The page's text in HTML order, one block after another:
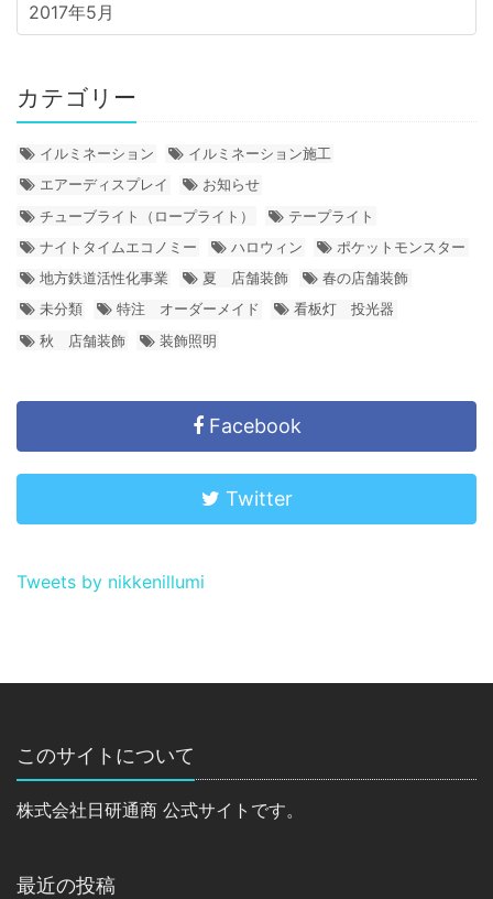
2017年5月
カテゴリー
イルミネーション
イルミネーション施工
エアーディスプレイ
お知らせ
チューブライト（ロープライト）
テープライト
ナイトタイムエコノミー
ハロウィン
ポケットモンスター
地方鉄道活性化事業
夏 店舗装飾
春の店舗装飾
未分類
特注 オーダーメイド
看板灯 投光器
秋 店舗装飾
装飾照明
Facebook
Twitter
Tweets by nikkenillumi
このサイトについて
株式会社日研通商 公式サイトです。
最近の投稿